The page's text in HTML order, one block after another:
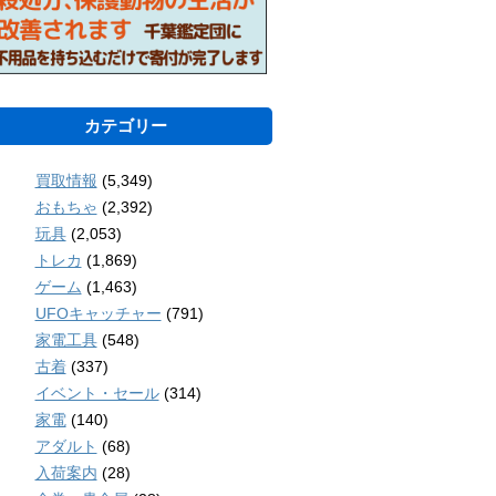
カテゴリー
買取情報 (5,349)
おもちゃ (2,392)
玩具(2,053)
トレカ (1,869)
ゲーム (1,463)
UFOキャッチャー (791)
家電工具(548)
古着(337)
イベント・セール(314)
家電(140)
アダルト (68)
入荷案内 (28)